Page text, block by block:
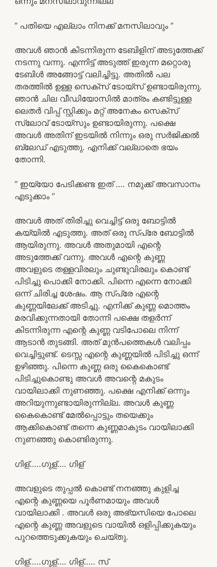
” പതിയെ എല്ലാം നിനക്ക് മനസിലാവും ”
അവൾ ഞാൻ കിടന്നിരുന്ന ടേബിളിന് അടുത്തേക്ക്
നടന്നു വന്നു. എന്നിട്ട് അടുത്ത് ഇരുന്ന മറ്റൊരു
ടേബിൾ അങ്ങോട്ട് വലിച്ചിട്ടു. അതിൽ പല
തരത്തിൽ ഉള്ള സെക്സ് ടോയ്‌സ് ഉണ്ടായിരുന്നു.
ഞാൻ ചില വീഡിയോസിൽ മാത്രം കണ്ടിട്ടുള്ള
ലെതർ വിപ്പ് സ്റ്റിക്കും മറ്റ് അനേകം സെക്സ്
സ്ലോവ് ടോയ്‌സും ഉണ്ടായിരുന്നു. പക്ഷെ
അവൾ അതിന് ഇടയിൽ നിന്നും ഒരു സർജിക്കൽ
ബ്ലേഡ് എടുത്തു. എനിക്ക് വല്ലാതെ ഭയം
തോന്നി.
” ഇയ്യോ പേടിക്കണ്ട ഇത്‌ …. നമുക്ക് അവസാനം
എടുക്കാം ”
അവൾ അത്‌ തിരിച്ചു വെച്ചിട്ട് ഒരു ബോട്ടിൽ
കയ്യിൽ എടുത്തു. അത്‌ ഒരു സ്പ്രേ ബോട്ടിൽ
ആയിരുന്നു. അവൾ അതുമായി എന്റെ
അടുത്തേക്ക് വന്നു. അവൾ എന്റെ കുണ്ണ
അവളുടെ തള്ളവിരലും ചുണ്ടുവിരലും കൊണ്ട്
പിടിച്ചു പൊക്കി നോക്കി. പിന്നെ എന്നെ നോക്കി
ഒന്ന് ചിരിച്ച ശേഷം. ആ സ്പ്രേ എന്റെ
കുണ്ണയിലേക്ക് അടിച്ചു. എനിക്ക് കുണ്ണ മൊത്തം
മരവിക്കുന്നതായി തോന്നി പക്ഷെ തളർന്ന്
കിടന്നിരുന്ന എന്റെ കുണ്ണ വടിപോലെ നിന്ന്
ആടാൻ തുടങ്ങി. അത്‌ മുൻപത്തെകൾ വലിപ്പം
വെച്ചിട്ടുണ്ട്. ടെസ്സ എന്റെ കുണ്ണയിൽ പിടിച്ചു ഒന്ന്
ഉഴിഞ്ഞു. പിന്നെ കുണ്ണ ഒരു കൈകൊണ്ട്
പിടിച്ചുകൊണ്ടു അവൾ അവന്റെ മകുടം
വായിലാക്കി നുണഞ്ഞു. പക്ഷെ എനിക്ക് ഒന്നും
അറിയുന്നുണ്ടായിരുന്നില്ല. അവൾ കുണ്ണ
കൈകൊണ്ട് മേൽപ്പൊട്ടും തയെക്കും
ആക്കികൊണ്ട് തന്നെ കുണ്ണമാകുടം വായിലാക്കി
നുണഞ്ഞു കൊണ്ടിരുന്നു.
ഗിള്…..ഗുള്…. ഗിള്
അവളുടെ തുപ്പൽ കൊണ്ട് നനഞ്ഞു കുളിച്ച
എന്റെ കുണ്ണയെ പൂർണമായും അവൾ
വായിലാക്കി . അവൾ ഒരു അഭ്യസിയെ പോലെ
എന്റെ കുണ്ണ അവളുടെ വായിൽ ഒളിപ്പിക്കുകയും
പുറത്തെടുക്കുകയും ചെയ്‌തു.
ഗിള്…..ഗുള്…. ഗിള്….. സ്